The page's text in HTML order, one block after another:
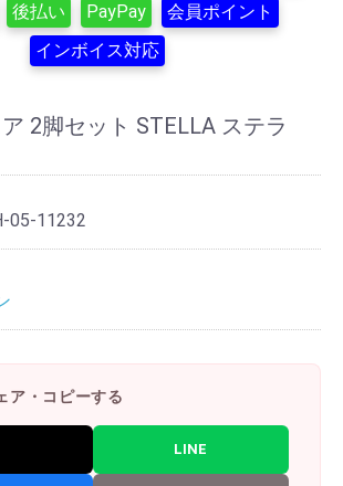
後払い PayPay
会員ポイント
インボイス対応
2脚セット STELLA ステラ
05-11232
ア・コピーする
LINE